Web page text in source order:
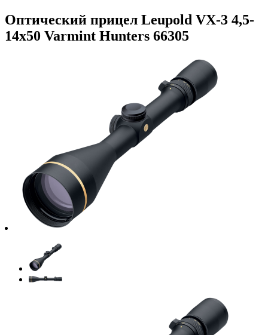
Оптический прицел Leupold VX-3 4,5-
14x50 Varmint Hunters 66305